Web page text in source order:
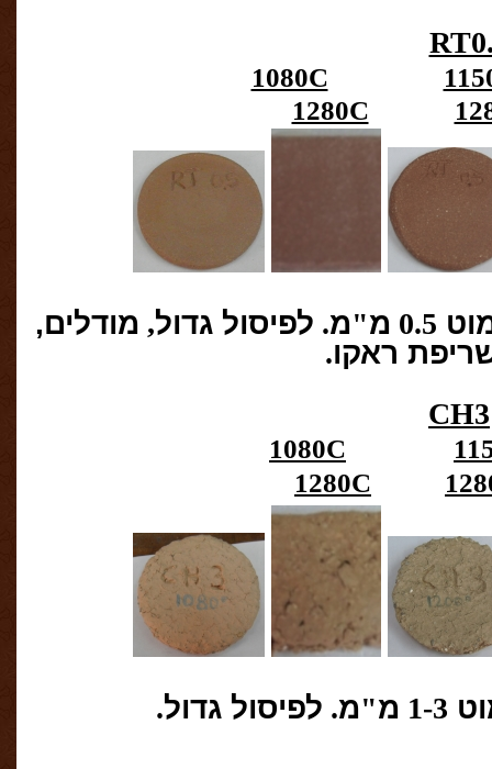
1080C
1280C
0.5 מ"מ. לפיסול גדול, מודלים,
ראקו.
CH3
1080C
1280C
1-3 מ"מ. לפיסול גדול.